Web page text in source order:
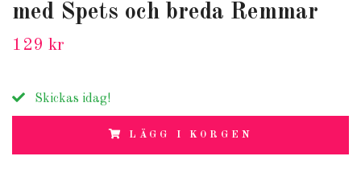
med Spets och breda Remmar
129 kr
Skickas idag!
LÄGG I KORGEN